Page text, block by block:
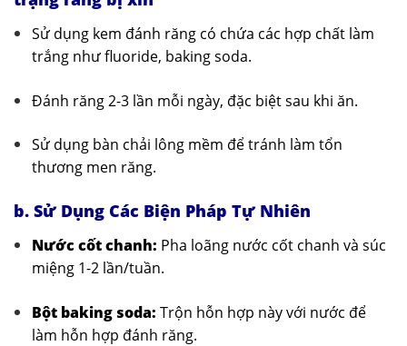
Sử dụng kem đánh răng có chứa các hợp chất làm
trắng như fluoride, baking soda.
Đánh răng 2-3 lần mỗi ngày, đặc biệt sau khi ăn.
Sử dụng bàn chải lông mềm để tránh làm tổn
thương men răng.
b. Sử Dụng Các Biện Pháp Tự Nhiên
Nước cốt chanh: Pha loãng nước cốt chanh và súc
miệng 1-2 lần/tuần.
Bột baking soda: Trộn hỗn hợp này với nước để
làm hỗn hợp đánh răng.